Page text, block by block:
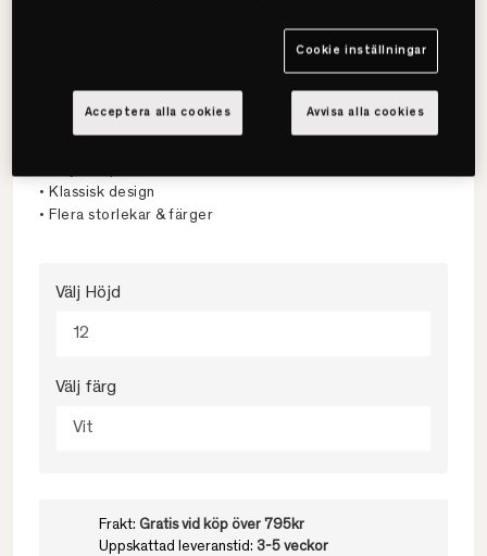
Viking
Axel Sängben 4-pack
• Klassisk design
• Flera storlekar & färger
Välj Höjd
12
Välj färg
Vit
Frakt: Gratis vid köp över 795kr
Uppskattad leveranstid: 3-5 veckor
Cookie inställningar
Avvisa alla cookies
Acceptera alla cookies